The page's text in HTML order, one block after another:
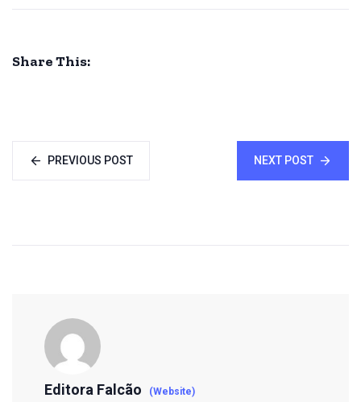
Share This:
PREVIOUS POST NEXT POST
Editora Falcão (Website)